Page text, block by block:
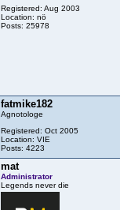
Registered: Aug 2003
Location: nö
Posts: 25978
fatmike182
Agnotologe
Registered: Oct 2005
Location: VIE
Posts: 4223
mat
Administrator
Legends never die